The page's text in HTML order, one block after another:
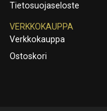
Tietosuojaseloste
VERKKOKAUPPA
Verkkokauppa
Ostoskori